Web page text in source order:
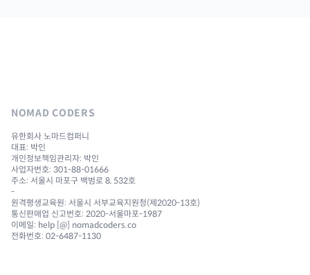
NOMAD CODERS
유한회사 노마드컴퍼니
대표: 박인
개인정보책임관리자: 박인
사업자번호: 301-88-01666
주소: 서울시 마포구 백범로 8, 532호
-
원격평생교육원: 서울시 서부교육지원청(제2020-13호)
통신판매업 신고번호: 2020-서울마포-1987
이메일: help [@] nomadcoders.co
전화번호: 02-6487-1130